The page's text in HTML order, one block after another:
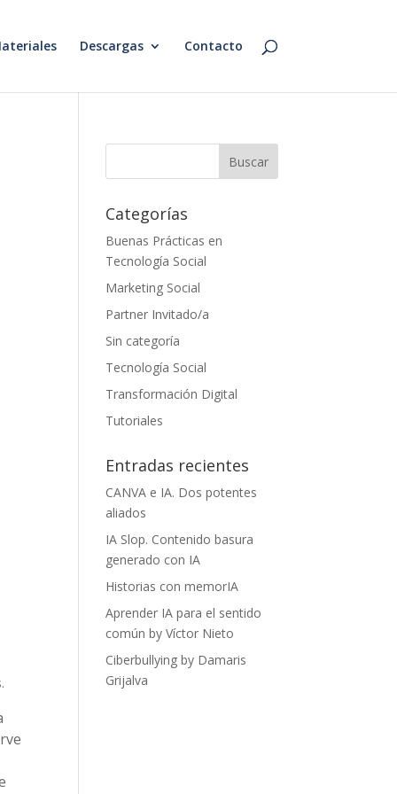
Descargas Contacto
Categorías
Buenas Prácticas en
Tecnología Social
Marketing Social
Partner Invitado/a
Sin categoría
Tecnología Social
Transformación Digital
Tutoriales
Entradas recientes
CANVA e IA. Dos potentes
aliados
IA Slop. Contenido basura
generado con IA
Historias con memorIA
Aprender IA para el sentido
común by Víctor Nieto
Ciberbullying by Damaris
Grijalva